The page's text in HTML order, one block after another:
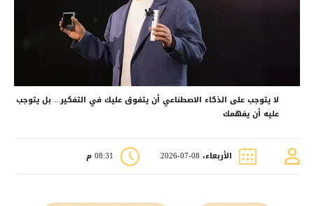
لا يتوجب على الذكاء الاصطناعي أن يتفوق عليك في التفكير... بل يتوجب
عليه أن يفهمك
الأربعاء، 08-07-2026 08:31 م